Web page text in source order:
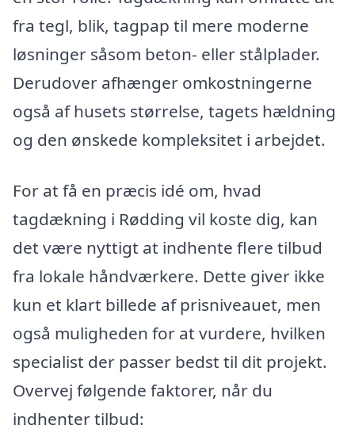
fra tegl, blik, tagpap til mere moderne
løsninger såsom beton- eller stålplader.
Derudover afhænger omkostningerne
også af husets størrelse, tagets hældning
og den ønskede kompleksitet i arbejdet.
For at få en præcis idé om, hvad
tagdækning i Rødding vil koste dig, kan
det være nyttigt at indhente flere tilbud
fra lokale håndværkere. Dette giver ikke
kun et klart billede af prisniveauet, men
også muligheden for at vurdere, hvilken
specialist der passer bedst til dit projekt.
Overvej følgende faktorer, når du
indhenter tilbud: